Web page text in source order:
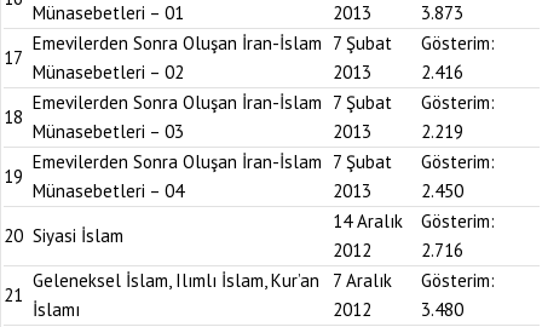
Münasebetleri – 01
2013
3.873
17
Emevilerden Sonra Oluşan İran-İslam
Münasebetleri – 02
7 Şubat
2013
Gösterim:
2.416
18
Emevilerden Sonra Oluşan İran-İslam
Münasebetleri – 03
7 Şubat
2013
Gösterim:
2.219
19
Emevilerden Sonra Oluşan İran-İslam
Münasebetleri – 04
7 Şubat
2013
Gösterim:
2.450
20 Siyasi İslam
14 Aralık
2012
Gösterim:
2.716
21
Geleneksel İslam, Ilımlı İslam, Kur’an
İslamı
7 Aralık
2012
Gösterim:
3.480